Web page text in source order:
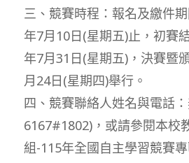
三、競賽時程：報名及繳件
年7月10日(星期五)止，初賽
年7月31日(星期五)，決賽暨
月24日(星期四)舉行。
四、競賽聯絡人姓名與電話
6167#1802)，或請參閱本校
組-115年全國自主學習競賽